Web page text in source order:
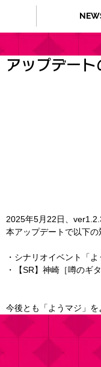
アップデー
2025年5月22日、
本アップデートで以下
・シナリオイベント「
・【SR】神崎［噂のギ
今後とも「ようマジ」を